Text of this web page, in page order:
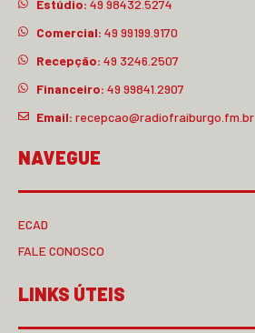
Estúdio: 49 98432.5274
Comercial: 49 99199.9170
Recepção: 49 3246.2507
Financeiro: 49 99841.2907
Email: recepcao@radiofraiburgo.fm.br
NAVEGUE
ECAD
FALE CONOSCO
LINKS ÚTEIS